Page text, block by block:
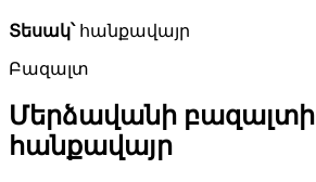
Տեսակ՝հանքավայր
Բազալտ
Մերձավանի բազալտի
հանքավայր